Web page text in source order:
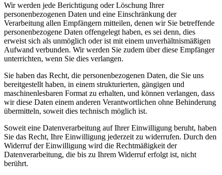
Wir werden jede Berichtigung oder Löschung Ihrer
personenbezogenen Daten und eine Einschränkung der
Verarbeitung allen Empfängern mitteilen, denen wir Sie betreffende
personenbezogene Daten offengelegt haben, es sei denn, dies
erweist sich als unmöglich oder ist mit einem unverhältnismäßigen
Aufwand verbunden. Wir werden Sie zudem über diese Empfänger
unterrichten, wenn Sie dies verlangen.
Sie haben das Recht, die personenbezogenen Daten, die Sie uns
bereitgestellt haben, in einem strukturierten, gängigen und
maschinenlesbaren Format zu erhalten, und können verlangen, dass
wir diese Daten einem anderen Verantwortlichen ohne Behinderung
übermitteln, soweit dies technisch möglich ist.
Soweit eine Datenverarbeitung auf Ihrer Einwilligung beruht, haben
Sie das Recht, Ihre Einwilligung jederzeit zu widerrufen. Durch den
Widerruf der Einwilligung wird die Rechtmäßigkeit der
Datenverarbeitung, die bis zu Ihrem Widerruf erfolgt ist, nicht
berührt.